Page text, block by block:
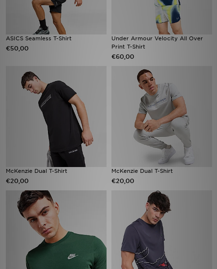
ASICS Seamless T-Shirt
€50,00
Under Armour Velocity All Over
Print T-Shirt
€60,00
McKenzie Dual T-Shirt
€20,00
McKenzie Dual T-Shirt
€20,00